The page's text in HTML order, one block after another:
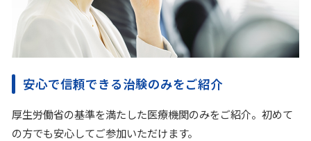
安心で信頼できる治験のみをご紹介
厚生労働省の基準を満たした医療機関のみをご紹介。初めて
の方でも安心してご参加いただけます。